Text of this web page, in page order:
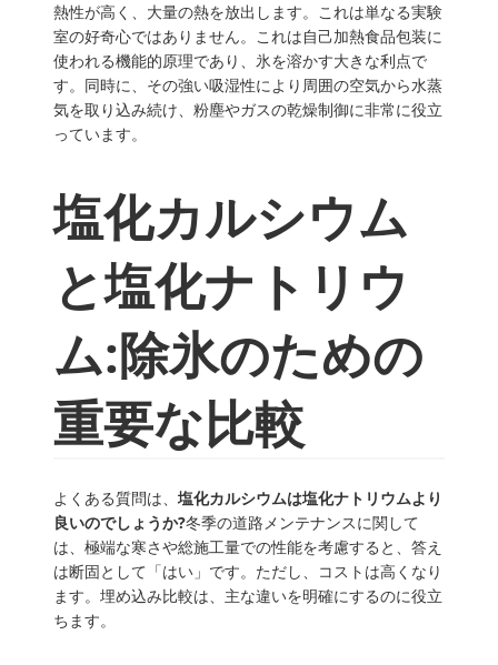
熱性が高く、大量の熱を放出します。これは単なる実験
室の好奇心ではありません。これは自己加熱食品包装に
使われる機能的原理であり、氷を溶かす大きな利点で
す。同時に、その強い吸湿性により周囲の空気から水蒸
気を取り込み続け、粉塵やガスの乾燥制御に非常に役立
っています。
塩化カルシウム
と塩化ナトリウ
ム:除氷のための
重要な比較
よくある質問は、 塩化カルシウムは塩化ナトリウムより
良いのでしょうか?冬季の道路メンテナンスに関して
は、極端な寒さや総施工量での性能を考慮すると、答え
は断固として「はい」です。ただし、コストは高くなり
ます。埋め込み比較は、主な違いを明確にするのに役立
ちます。